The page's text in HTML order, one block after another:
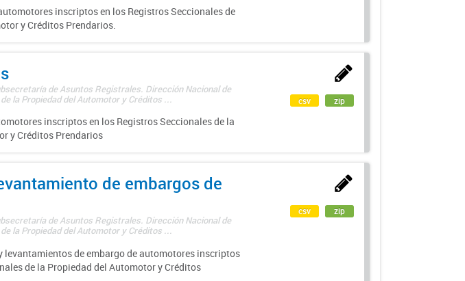
inscriptos en los Registros Seccionales de
y Créditos Prendarios.
de Asuntos Registrales. Dirección Nacional de
la Propiedad del Automotor y Créditos ...
inscriptos en los Registros Seccionales de la
y Créditos Prendarios
csv zip
de embargos de
de Asuntos Registrales. Dirección Nacional de
la Propiedad del Automotor y Créditos ...
levantamientos de embargo de automotores inscriptos
de la Propiedad del Automotor y Créditos
csv zip